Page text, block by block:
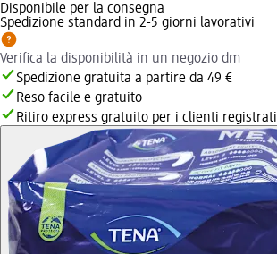
Disponibile per la consegna
Spedizione standard in 2-5 giorni lavorativi
Verifica la disponibilità in un negozio dm
Spedizione gratuita a partire da 49 €
Reso facile e gratuito
Ritiro express gratuito per i clienti registrati